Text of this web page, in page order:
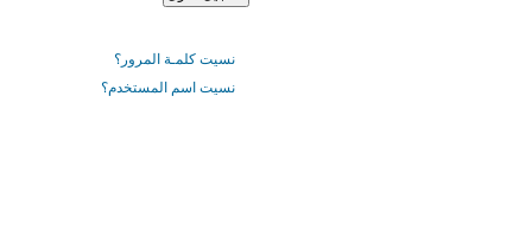
نسيت كلمـة المرور؟
نسيت اسم المستخدم؟